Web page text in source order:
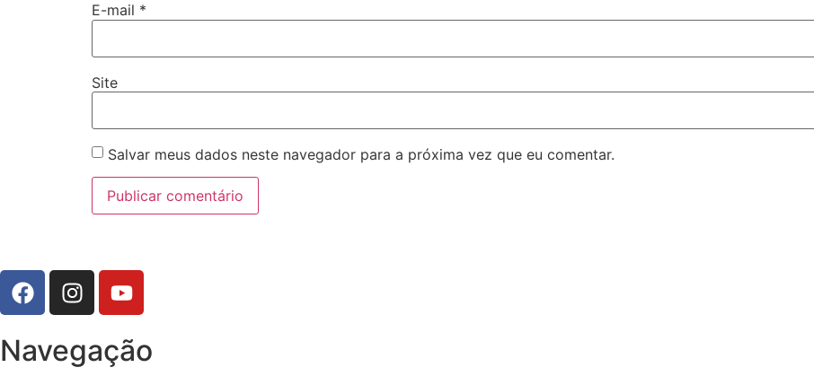
E-mail *
Site
Salvar meus dados neste navegador para a próxima vez que eu comentar.
Navegação